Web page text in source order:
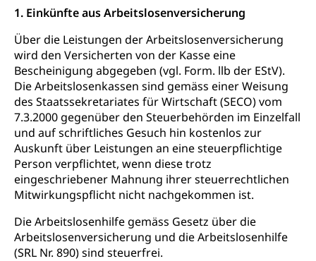
1. Einkünfte aus Arbeitslosenversicherung
Über die Leistungen der Arbeitslosenversicherung
wird den Versicherten von der Kasse eine
Bescheinigung abgegeben (vgl. Form. llb der EStV).
Die Arbeitslosenkassen sind gemäss einer Weisung
des Staatssekretariates für Wirtschaft (SECO) vom
7.3.2000 gegenüber den Steuerbehörden im Einzelfall
und auf schriftliches Gesuch hin kostenlos zur
Auskunft über Leistungen an eine steuerpflichtige
Person verpflichtet, wenn diese trotz
eingeschriebener Mahnung ihrer steuerrechtlichen
Mitwirkungspflicht nicht nachgekommen ist.
Die Arbeitslosenhilfe gemäss Gesetz über die
Arbeitslosenversicherung und die Arbeitslosenhilfe
(SRL Nr. 890) sind steuerfrei.
Altersrente, Invalidenrente, Witwenrente,
Sozialversicherung, Vorsorgeeinrichtung,
Pensionskasse, erste Säule, zweite Säule, dritte
Säule, Hilflosenentschädigung,
Ergänzungsleistungen, Altersvorsorge,
Todesfallversicherung
Hilfslosenentschädigung (WAS Luzern)
AHV-Hinterlassenenrente (WAS Luzern)
AHV-Beiträge (WAS Luzern)
Informationsstelle AHV/IV
Ergänzungsleistungen (EL) (WAS Luzern)
AHV-Altersrente (WAS Luzern)
IV-Leistungen (WAS Luzern)
Behinderung
Körperbehinderung, körperliche Behinderung,
geistige Behinderung, psychische Behinderung,
Erwerbsunfähigkeit, Behinderte
Inklusion im Sport
Kultur und Medien
Archive und Bibliotheken